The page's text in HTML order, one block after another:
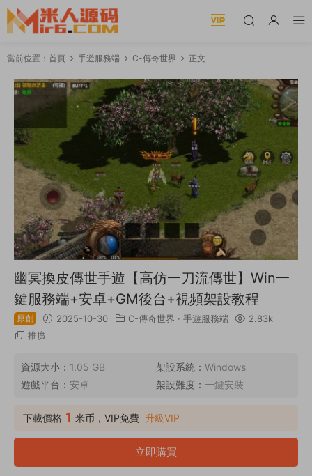
當前位置： 首頁 手遊服務端 C-傳奇世界 正文
幽冥換皮傳世手遊【高仿一刀流傳世】Win一
鍵服務端+安卓+GM後台+視頻架設教程
原創 2025-10-30 C-傳奇世界 · 手遊服務端
2.83k
推廣
資源大小： 1.05 GB 架設系統： Windows
遊戲平台： 安卓 架設難度： 一鍵安裝
下載價格 1 米币，VIP免費 升級VIP
立即購買